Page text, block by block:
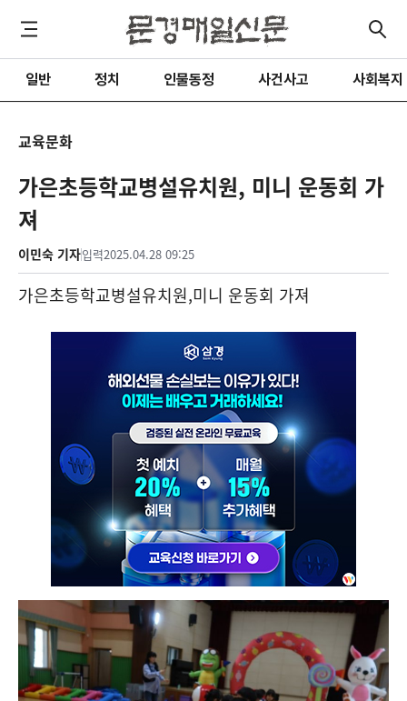
일반 정치 인물동정 사건사고 사회복지
교육문화
가은초등학교병설유치원, 미니 운동회 가
져
이민숙 기자입력2025.04.28 09:25
가은초등학교병설유치원,미니 운동회 가져